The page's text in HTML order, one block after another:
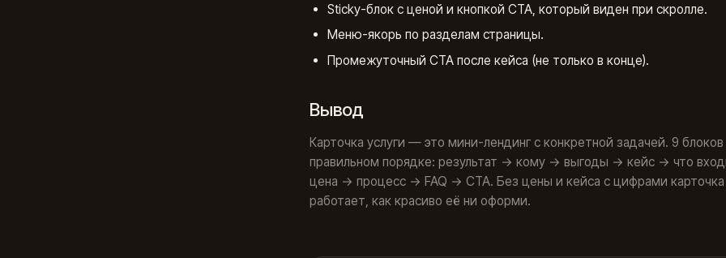
Sticky-блок с ценой и кнопкой CTA, который виден при скролле.
Меню-якорь по разделам страницы.
Промежуточный CTA после кейса (не только в конце).
Вывод
Карточка услуги — это мини-лендинг с конкретной задачей. 9 блоков
правильном порядке: результат → кому → выгоды → кейс → что
цена → процесс → FAQ → CTA. Без цены и кейса с цифрами карточка
работает, как красиво её ни оформи.